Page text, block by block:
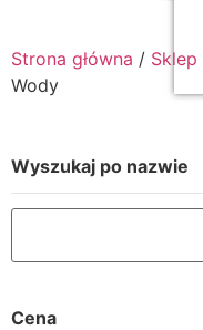
Strona główna / Sklep
Wody
Wyszukaj po nazwie
Cena